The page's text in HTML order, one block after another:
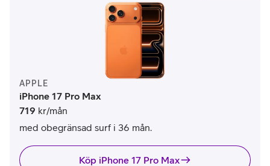
APPLE
iPhone 17 Pro Max
719 kr/mån
med obegränsad surf i 36 mån.
Köp iPhone 17 Pro Max